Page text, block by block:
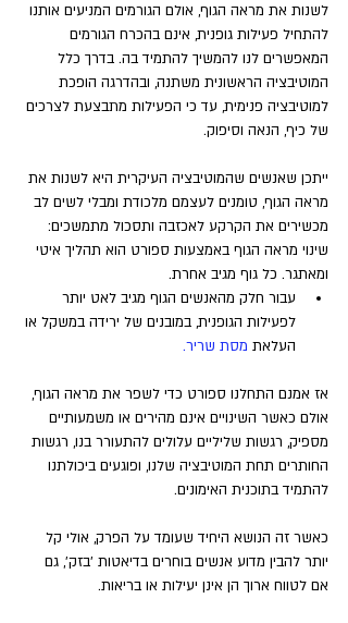
לשנות את מראה הגוף, אולם הגורמים המניעים אותנו
להתחיל פעילות גופנית, אינם בהכרח הגורמים
המאפשרים לנו להמשיך להתמיד בה. בדרך כלל
המוטיבציה הראשונית משתנה, ובהדרגה הופכת
למוטיבציה פנימית, עד כי הפעילות מתבצעת לצרכים
של כיף, הנאה וסיפוק.
ייתכן שאנשים שהמוטיבציה העיקרית היא לשנות את
מראה הגוף, טומנים לעצמם מלכודת ומבלי לשים לב
מכשירים את הקרקע לאכזבה ותסכול מתמשכים:
שינוי מראה הגוף באמצעות ספורט הוא תהליך איטי
ומאתגר. כל גוף מגיב אחרת.
עבור חלק מהאנשים הגוף מגיב לאט יותר
לפעילות הגופנית, במובנים של ירידה במשקל או
העלאת מסת שריר.
אז אמנם התחלנו ספורט כדי לשפר את מראה הגוף,
אולם כאשר השינויים אינם מהירים או משמעותיים
מספיק, רגשות שליליים עלולים להתעורר בנו, רגשות
החותרים תחת המוטיבציה שלנו, ופוגעים ביכולתנו
להתמיד בתוכנית האימונים.
כאשר זה הנושא היחיד שעומד על הפרק, אולי קל
יותר להבין מדוע אנשים בוחרים בדיאטות 'בזק', גם
אם לטווח ארוך הן אינן יעילות או בריאות.